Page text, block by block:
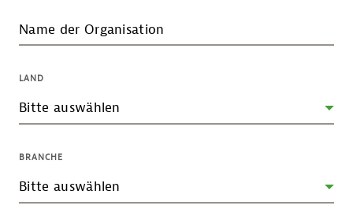
Name der Organisation
LAND
BRANCHE